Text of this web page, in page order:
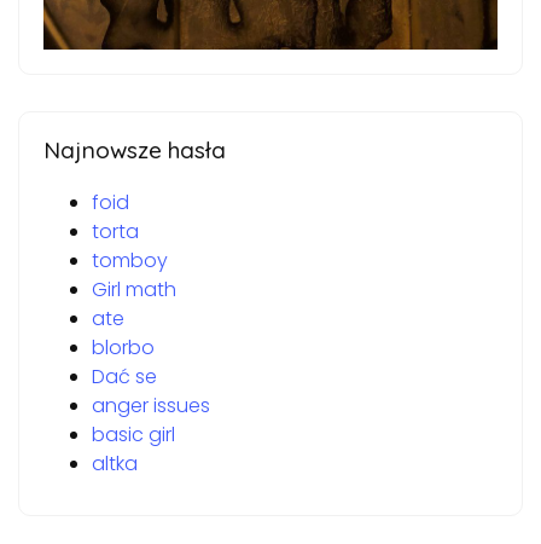
Najnowsze hasła
foid
torta
tomboy
Girl math
ate
blorbo
Dać se
anger issues
basic girl
altka